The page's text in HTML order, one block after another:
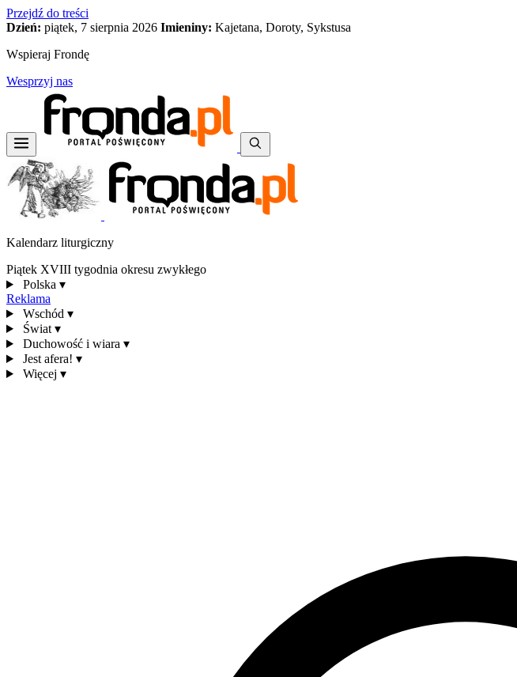
Przejdź do treści
Dzień: piątek, 7 sierpnia 2026 Imieniny: Kajetana, Doroty, Sykstusa
Wspieraj Frondę
Wesprzyj nas
Kalendarz liturgiczny
Piątek XVIII tygodnia okresu zwykłego
Polska ▾
Reklama
Wschód ▾
Świat ▾
Duchowość i wiara ▾
Jest afera! ▾
Więcej ▾